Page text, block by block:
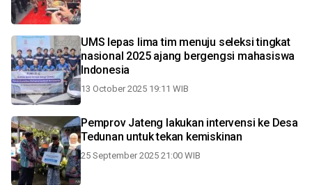
UMS lepas lima tim menuju seleksi tingkat
nasional 2025 ajang bergengsi mahasiswa
Indonesia
13 October 2025 19:11 WIB
Pemprov Jateng lakukan intervensi ke Desa
Tedunan untuk tekan kemiskinan
25 September 2025 21:00 WIB